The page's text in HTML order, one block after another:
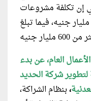
إن تكلفة مشروعات
تطوير السكة الحديد تتجاوز 50 مليار جنيه، فيما تبلغ
العام، عن بدء
شركة الحديد
،بنظام الشراكة،